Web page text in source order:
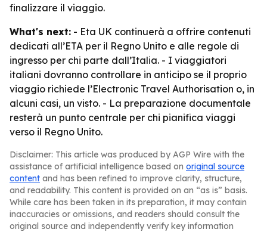
finalizzare il viaggio.
What's next: - Eta UK continuerà a offrire contenuti
dedicati all’ETA per il Regno Unito e alle regole di
ingresso per chi parte dall’Italia. - I viaggiatori
italiani dovranno controllare in anticipo se il proprio
viaggio richiede l’Electronic Travel Authorisation o, in
alcuni casi, un visto. - La preparazione documentale
resterà un punto centrale per chi pianifica viaggi
verso il Regno Unito.
Disclaimer: This article was produced by AGP Wire with the
assistance of artificial intelligence based on original source
content and has been refined to improve clarity, structure,
and readability. This content is provided on an “as is” basis.
While care has been taken in its preparation, it may contain
inaccuracies or omissions, and readers should consult the
original source and independently verify key information